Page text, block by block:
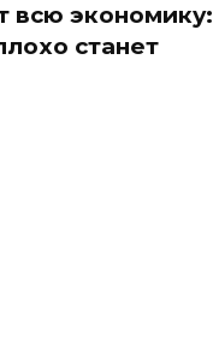
всю экономику:
станет